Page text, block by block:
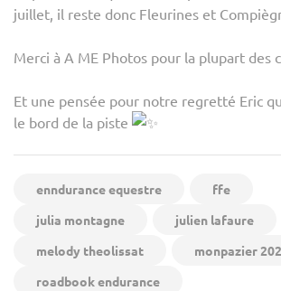
juillet, il reste donc Fleurines et
Merci à A ME Photos pour la plupart des
Et une pensée pour notre regretté Eric
le bord de la piste
enndurance equestre
ffe
julia montagne
julien lafaure
melody theolissat
monpazier
roadbook endurance